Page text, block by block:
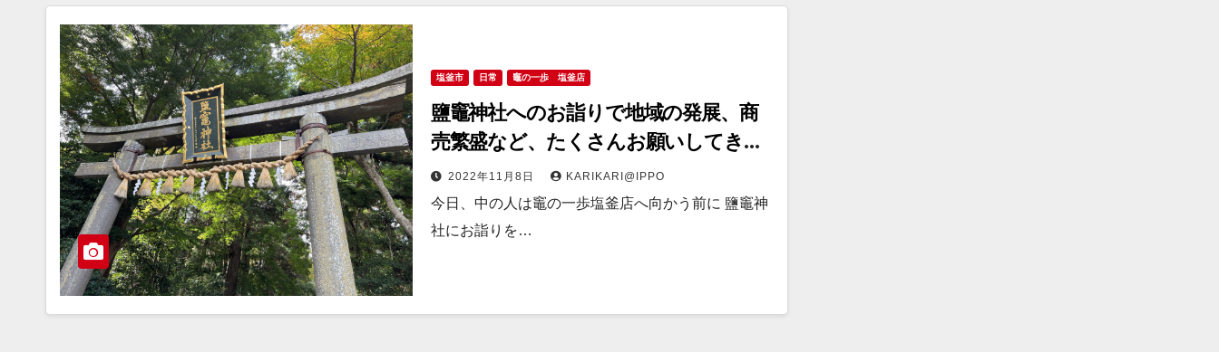
塩釜市 日常 竈の一歩 塩釜店
鹽竈神社へのお詣りで地域の発展、商
売繁盛など、たくさんお願いしてきま
した
2022年11月8日 KARIKARI@IPPO
今日、中の人は竈の一歩塩釜店へ向かう前に 鹽竈神
社にお詣りを…